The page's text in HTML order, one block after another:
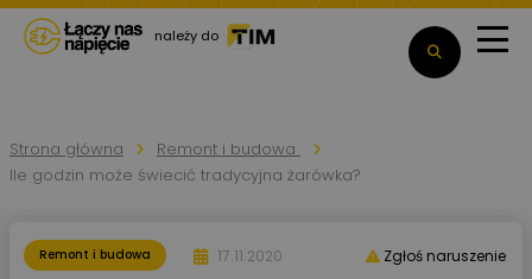
należy do
Strona główna
Remont i budowa
Ile godzin może świecić tradycyjna żarówka?
Remont i budowa
17.11.2020
Zgłoś naruszenie